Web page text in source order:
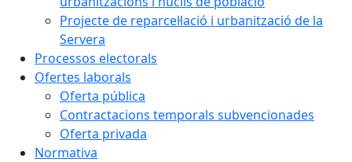
Projecte de reparcel·lació i urbanització de la
Servera
Processos electorals
Ofertes laborals
Oferta pública
Contractacions temporals subvencionades
Oferta privada
Normativa